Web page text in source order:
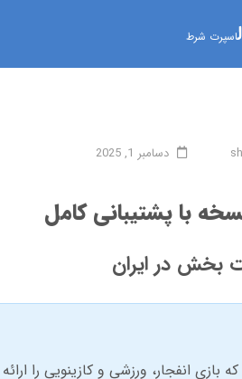
اسپرت شرط
دسامبر 1, 2025
با پشتیبانی کامل
بخش در ایران
شرط بندی آنلاین معتبر با سابقه از سال ۱۳۹۵ است که بازی انفجار، ورزشی